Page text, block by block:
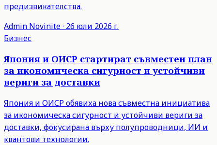
предизвикателства.
Admin Novinite· 26 юли 2026 г.
Бизнес
Япония и ОИСР стартират съвместен план
за икономическа сигурност и устойчиви
вериги за доставки
Япония и ОИСР обявиха нова съвместна инициатива
за икономическа сигурност и устойчиви вериги за
доставки, фокусирана върху полупроводници, ИИ и
квантови технологии.